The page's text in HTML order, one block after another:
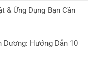
& Ứng Dụng Bạn Cần
Dương: Hướng Dẫn 10